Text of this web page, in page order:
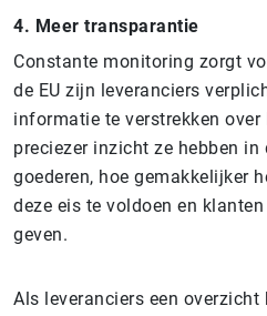
4. Meer transparantie
Constante monitoring zorgt
de EU zijn leveranciers
informatie te verstrekken over
preciezer inzicht ze hebben
goederen, hoe gemakkelijker
deze eis te voldoen en
geven.
Als leveranciers een